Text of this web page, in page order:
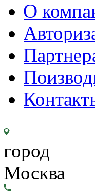
О
город
Москва